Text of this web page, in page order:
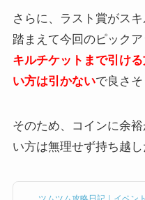
さらに、ラスト賞がス
踏まえて今回のピックア
キルチケットまで引け
い方は引かないで良さそ
そのため、コインに余
い方は無理せず持ち越し